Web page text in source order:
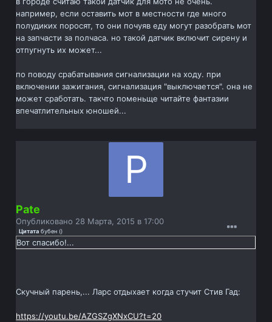
например, если оставить мот в местности где много
полудиких поросят, то они почуяв еду могут разобрать мот
на запчасти за полчаса. но такой датчик включит сирену и
отпугнуть их может...
по поводу срабатывания сигнализации на ходу. при
включении зажигания, сигнализация "выключается". она не
может сработать. такчто поменьще читайте фантазии
впечатлительных юношей...
Pate
Опубликовано 28 Марта, 2015 в 17:00
Цитата бубен ()
Вот спасибо!...
Скучный парень,... Ларс отдыхает когда стучит Стив Гад:
https://youtu.be/AZGSZgXNxCU?t=20